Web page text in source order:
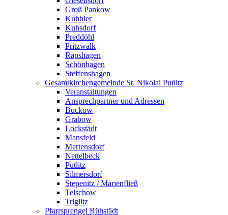
Groß Pankow
Kuhbier
Kuhsdorf
Preddöhl
Pritzwalk
Rapshagen
Schönhagen
Steffenshagen
Gesamtkirchengemeinde St. Nikolai Putlitz
Veranstaltungen
Ansprechpartner und Adressen
Buckow
Grabow
Lockstädt
Mansfeld
Mertensdorf
Nettelbeck
Putlitz
Silmersdorf
Stepenitz / Marienfließ
Telschow
Triglitz
Pfarrsprengel Rühstädt